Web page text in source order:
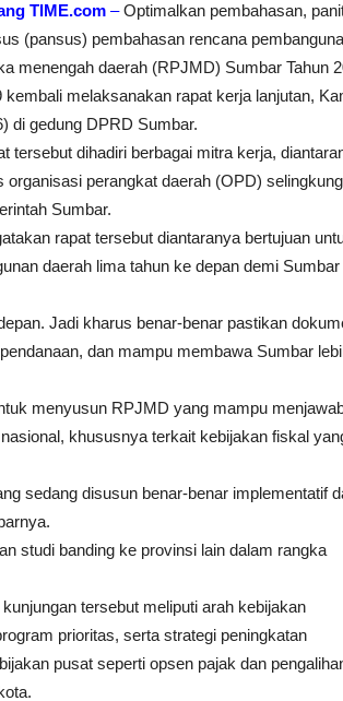
TIME.com –Optimalkan pembahasan,
(pansus) pembahasan rencana
menengah daerah (RPJMD) Sumbar Tahun
kembali melaksanakan rapat kerja lanjutan,
di gedung DPRD Sumbar.
tersebut dihadiri berbagai mitra kerja,
organisasi perangkat daerah (OPD)
Sumbar.
rapat tersebut diantaranya bertujuan
daerah lima tahun ke depan demi Sumbar
Jadi kharus benar-benar pastikan
dan mampu membawa Sumbar
menyusun RPJMD yang mampu
khususnya terkait kebijakan fiskal
sedang disusun benar-benar implementatif
studi banding ke provinsi lain dalam rangka
tersebut meliputi arah kebijakan
prioritas, serta strategi peningkatan
pusat seperti opsen pajak dan